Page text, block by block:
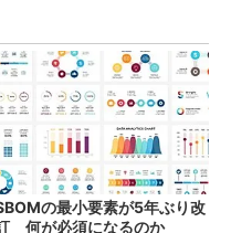
の最小要素が5年ぶり改
何が必須になるのか